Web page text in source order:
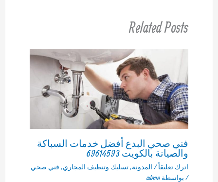
Related Posts
فني صحي البدع أفضل خدمات السباكة
والصيانة بالكويت 69614593
اترك تعليقاً / المدونة,تسليك وتنظيف المجاري, فني صحي
/ بواسطة admin